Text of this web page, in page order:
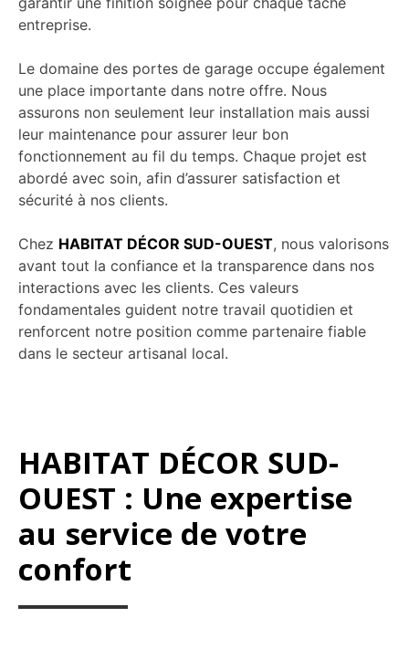
entreprise.
Le domaine des portes de garage occupe également
une place importante dans notre offre. Nous
assurons non seulement leur installation mais aussi
leur maintenance pour assurer leur bon
fonctionnement au fil du temps. Chaque projet est
abordé avec soin, afin d’assurer satisfaction et
sécurité à nos clients.
Chez HABITAT DÉCOR SUD-OUEST, nous valorisons
avant tout la confiance et la transparence dans nos
interactions avec les clients. Ces valeurs
fondamentales guident notre travail quotidien et
renforcent notre position comme partenaire fiable
dans le secteur artisanal local.
HABITAT DÉCOR SUD-
OUEST : Une expertise
au service de votre
confort